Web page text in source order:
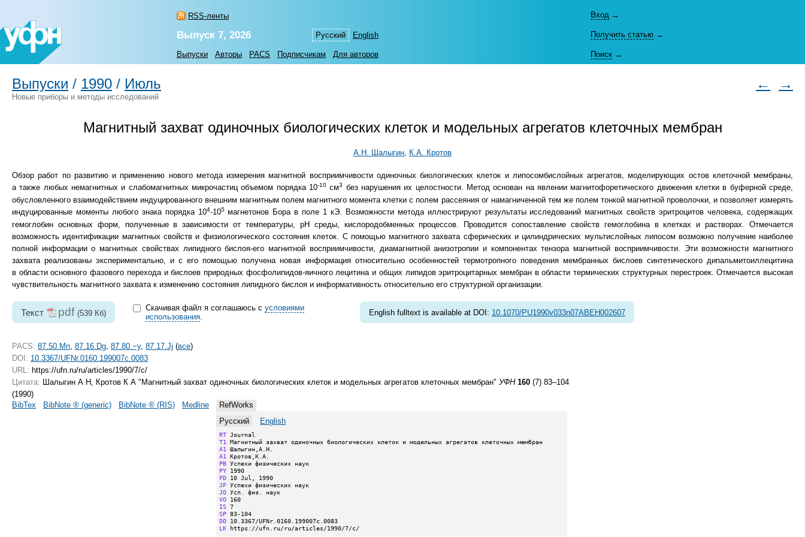
RSS-ленты
Русский English
Вход →
Выпуск 7, 2026 Получить статью →
Выпуски Авторы PACS Подписчикам Для авторов Поиск →
Выпуски / 1990 / Июль ← →
Новые приборы и методы исследований
Магнитный захват одиночных биологических клеток и модельных агрегатов клеточных мембран
А.Н. Шалыгин, К.А. Кротов
Обзор работ по развитию и применению нового метода измерения магнитной восприимчивости одиночных биологических клеток и липосомбислойных агрегатов, моделирующих остов клеточной мембраны,
а также любых немагнитных и слабомагнитных микрочастиц объемом порядка 10-10 см3
без нарушения их целостности. Метод основан на явлении магнитофоретического движения клетки в буферной среде,
обусловленного взаимодействием индуцированного внешним магнитным полем магнитного момента клетки с полем рассеяния ог намагниченной тем же полем тонкой магнитной проволочки, и позволяет измерять
индуцированные моменты любого знака порядка 104-105магнетонов Бора в поле 1 кЭ. Возможности метода иллюстрируют результаты исследований магнитных свойств эритроцитов человека, содержащих
гемоглобин основных форм, полученные в зависимости от температуры, рН среды, кислородобменных процессов. Проводится сопоставление свойств гемоглобина в клетках и растворах. Отмечается
возможность идентификации магнитных свойств и физиологического состояния клеток. С помощью магнитного захвата сферических и цилиндрических мультислойных липосом возможно получение наиболее
полной информации о магнитных свойствах липидного бислоя-его магнитной восприимчивости, диамагнитной анизотропии и компонентах тензора магнитной восприимчивости. Эти возможности магнитного
захвата реализованы экспериментально, и с его помощью получена новая информация относительно особенностей термотропного поведения мембранных бислоев синтетического дипальмитоиллецитина
в области основного фазового перехода и бислоев природных фосфолипидов-яичного лецитина и общих липидов эритроцитарных мембран в области термических структурных перестроек. Отмечается высокая
чувствительность магнитного захвата к изменению состояния липидного бислоя и информативность относительно его структурной организации.
Текст pdf (539 Кб)
Скачивая файл я соглашаюсь с условиями
использования.
English fulltext is available at DOI: 10.1070/PU1990v033n07ABEH002607
PACS: 87.50.Mn, 87.16.Dg, 87.80.−y, 87.17.Jj (все)
DOI: 10.3367/UFNr.0160.199007c.0083
URL: https://ufn.ru/ru/articles/1990/7/c/
Цитата: Шалыгин А Н, Кротов К А "Магнитный захват одиночных биологических клеток и модельных агрегатов клеточных мембран" УФН 160 (7) 83–104
(1990)
BibTex
BibNote ® (generic) BibNote ® (RIS) Medline
RefWorks
Русский
English
RT
T1
A1
A1
PB
PY
FD
JF
JO
VO
IS
SP
DO
LK https://ufn.ru/ru/articles/1990/7/c/